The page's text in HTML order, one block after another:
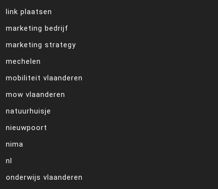
link plaatsen
marketing bedrijf
marketing strategy
mechelen
mobiliteit vlaanderen
mow vlaanderen
natuurhuisje
nieuwpoort
nima
nl
onderwijs vlaanderen